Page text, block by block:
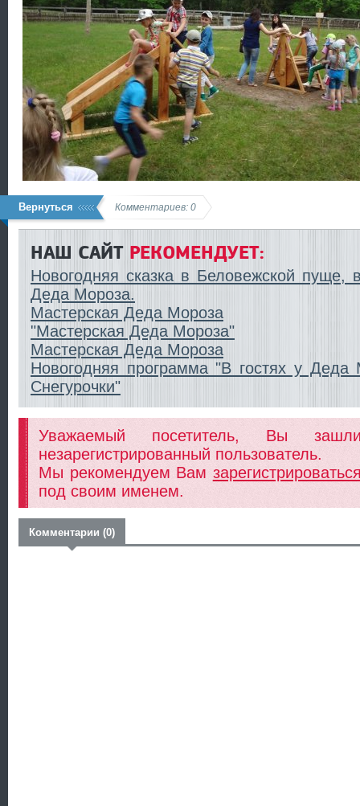
Вернуться Комментариев: 0
НАШ САЙТРЕКОМЕНДУЕТ:
Новогодняя сказка в Беловежской пуще,
Деда Мороза.
Мастерская Деда Мороза
"Мастерская Деда Мороза"
Мастерская Деда Мороза
Новогодняя программа "В гостях у Деда
Снегурочки"
Уважаемый посетитель, Вы
незарегистрированный пользователь.
Мы рекомендуем Вам
под своим именем.
Комментарии (0)